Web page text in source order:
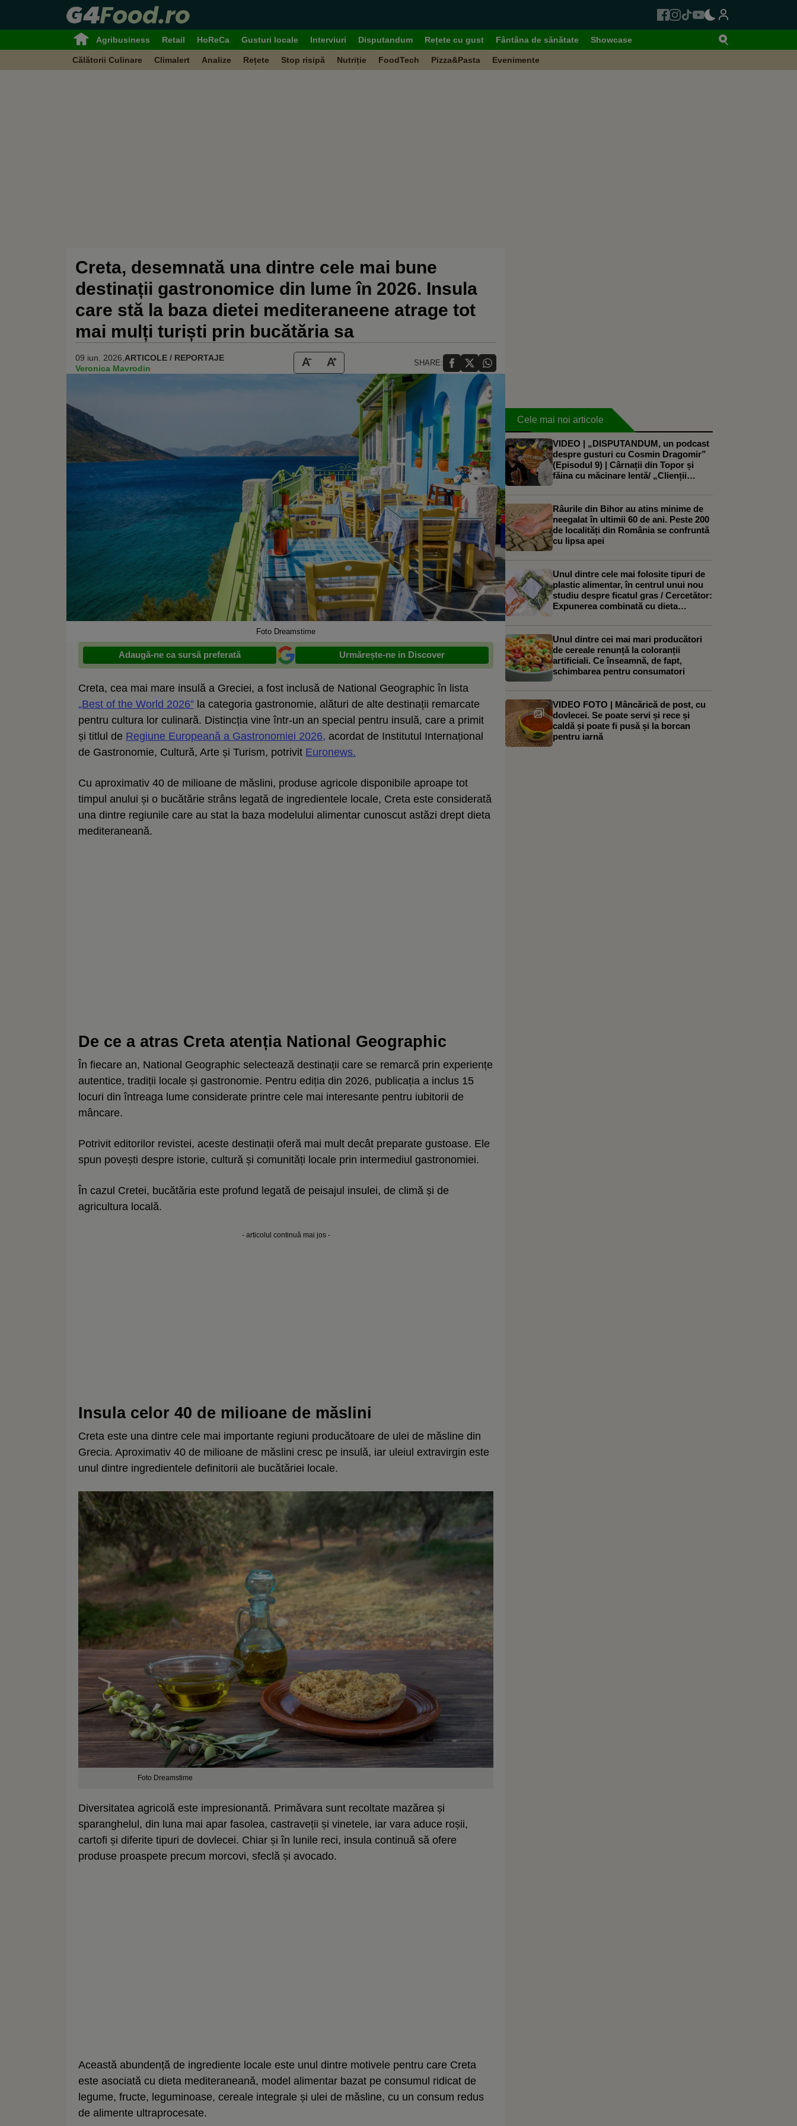
Agribusiness Retail HoReCa Gusturi locale Interviuri Disputandum Rețete cu gust Fântâna de sănătate Showcase
Călătorii Culinare Climalert Analize Rețete Stop risipă Nutriție FoodTech Pizza&Pasta Evenimente
Creta, desemnată una dintre cele mai bune
destinații gastronomice din lume în 2026. Insula
care stă la baza dietei mediteraneene atrage tot
mai mulți turiști prin bucătăria sa
09 iun. 2026, ARTICOLE / REPORTAJE
Veronica Mavrodin
SHARE:
Foto Dreamstime
Adaugă-ne ca sursă preferată Urmărește-ne in Discover
Creta, cea mai mare insulă a Greciei, a fost inclusă de National Geographic în lista
„Best of the World 2026” la categoria gastronomie, alături de alte destinații remarcate
pentru cultura lor culinară. Distincția vine într-un an special pentru insulă, care a primit
și titlul de Regiune Europeană a Gastronomiei 2026, acordat de Institutul Internațional
de Gastronomie, Cultură, Arte și Turism, potrivit Euronews.
Cu aproximativ 40 de milioane de măslini, produse agricole disponibile aproape tot
timpul anului și o bucătărie strâns legată de ingredientele locale, Creta este considerată
una dintre regiunile care au stat la baza modelului alimentar cunoscut astăzi drept dieta
mediteraneană.
De ce a atras Creta atenția National Geographic
În fiecare an, National Geographic selectează destinații care se remarcă prin experiențe
autentice, tradiții locale și gastronomie. Pentru ediția din 2026, publicația a inclus 15
locuri din întreaga lume considerate printre cele mai interesante pentru iubitorii de
mâncare.
Potrivit editorilor revistei, aceste destinații oferă mai mult decât preparate gustoase. Ele
spun povești despre istorie, cultură și comunități locale prin intermediul gastronomiei.
În cazul Cretei, bucătăria este profund legată de peisajul insulei, de climă și de
agricultura locală.
- articolul continuă mai jos -
Insula celor 40 de milioane de măslini
Creta este una dintre cele mai importante regiuni producătoare de ulei de măsline din
Grecia. Aproximativ 40 de milioane de măslini cresc pe insulă, iar uleiul extravirgin este
unul dintre ingredientele definitorii ale bucătăriei locale.
Foto Dreamstime
Diversitatea agricolă este impresionantă. Primăvara sunt recoltate mazărea și
sparanghelul, din luna mai apar fasolea, castraveții și vinetele, iar vara aduce roșii,
cartofi și diferite tipuri de dovlecei. Chiar și în lunile reci, insula continuă să ofere
produse proaspete precum morcovi, sfeclă și avocado.
Această abundență de ingrediente locale este unul dintre motivele pentru care Creta
este asociată cu dieta mediteraneană, model alimentar bazat pe consumul ridicat de
legume, fructe, leguminoase, cereale integrale și ulei de măsline, cu un consum redus
de alimente ultraprocesate.
Cele mai noi articole
VIDEO | „DISPUTANDUM, un podcast
despre gusturi cu Cosmin Dragomir”
(Episodul 9) | Cârnații din Topor și
făina cu măcinare lentă/ „Clienții
dispuși să plătească pentru calitate”
Râurile din Bihor au atins minime de
neegalat în ultimii 60 de ani. Peste 200
de localități din România se confruntă
cu lipsa apei
Unul dintre cele mai folosite tipuri de
plastic alimentar, în centrul unui nou
studiu despre ficatul gras / Cercetător:
Expunerea combinată cu dieta
Unul dintre cei mai mari producători
de cereale renunță la coloranții
artificiali. Ce înseamnă, de fapt,
schimbarea pentru consumatori
VIDEO FOTO | Mâncărică de post, cu
dovlecei. Se poate servi și rece și
caldă și poate fi pusă și la borcan
pentru iarnă